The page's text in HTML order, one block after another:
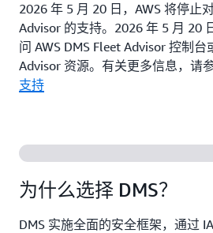
2026 年 5 月 20 日，AWS 将停止
Advisor 的支持。2026 年 5 月 20
问 AWS DMS Fleet Advisor 控制台
Advisor 资源。有关更多信息，请
支持
为什么选择 DMS？
DMS 实施全面的安全框架，通过